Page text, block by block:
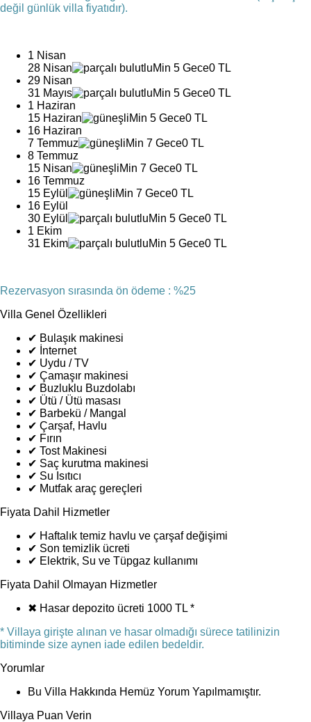
değil günlük villa fiyatıdır).
1 Nisan
28 Nisan
Min 5 Gece0 TL
29 Nisan
31 Mayıs
Min 5 Gece0 TL
1 Haziran
15 Haziran
Min 5 Gece0 TL
16 Haziran
7 Temmuz
Min 7 Gece0 TL
8 Temmuz
15 Nisan
Min 7 Gece0 TL
16 Temmuz
15 Eylül
Min 7 Gece0 TL
16 Eylül
30 Eylül
Min 5 Gece0 TL
1 Ekim
31 Ekim
Min 5 Gece0 TL
Rezervasyon sırasında ön ödeme : %25
Villa Genel Özellikleri
✔ Bulaşık makinesi
✔ İnternet
✔ Uydu / TV
✔ Çamaşır makinesi
✔ Buzluklu Buzdolabı
✔ Ütü / Ütü masası
✔ Barbekü / Mangal
✔ Çarşaf, Havlu
✔ Fırın
✔ Tost Makinesi
✔ Saç kurutma makinesi
✔ Su Isıtıcı
✔ Mutfak araç gereçleri
Fiyata Dahil Hizmetler
✔ Haftalık temiz havlu ve çarşaf değişimi
✔ Son temizlik ücreti
✔ Elektrik, Su ve Tüpgaz kullanımı
Fiyata Dahil Olmayan Hizmetler
✖ Hasar depozito ücreti 1000 TL *
* Villaya girişte alınan ve hasar olmadığı sürece tatilinizin
bitiminde size aynen iade edilen bedeldir.
Yorumlar
Bu Villa Hakkında Hemüz Yorum Yapılmamıştır.
Villaya Puan Verin